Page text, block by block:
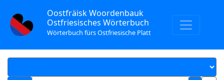
Oostfräisk Woordenbauk
Ostfriesisches Wörterbuch
Wörterbuch fürs Ostfriesische Platt